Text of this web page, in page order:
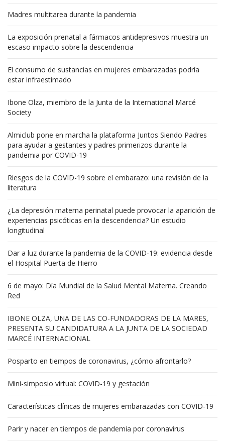
Madres multitarea durante la pandemia
La exposición prenatal a fármacos antidepresivos muestra un
escaso impacto sobre la descendencia
El consumo de sustancias en mujeres embarazadas podría
estar infraestimado
Ibone Olza, miembro de la Junta de la International Marcé
Society
Almiclub pone en marcha la plataforma Juntos Siendo Padres
para ayudar a gestantes y padres primerizos durante la
pandemia por COVID-19
Riesgos de la COVID-19 sobre el embarazo: una revisión de la
literatura
¿La depresión materna perinatal puede provocar la aparición de
experiencias psicóticas en la descendencia? Un estudio
longitudinal
Dar a luz durante la pandemia de la COVID-19: evidencia desde
el Hospital Puerta de Hierro
6 de mayo: Día Mundial de la Salud Mental Materna. Creando
Red
IBONE OLZA, UNA DE LAS CO-FUNDADORAS DE LA MARES,
PRESENTA SU CANDIDATURA A LA JUNTA DE LA SOCIEDAD
MARCÉ INTERNACIONAL
Posparto en tiempos de coronavirus, ¿cómo afrontarlo?
Mini-simposio virtual: COVID-19 y gestación
Características clínicas de mujeres embarazadas con COVID-19
Parir y nacer en tiempos de pandemia por coronavirus